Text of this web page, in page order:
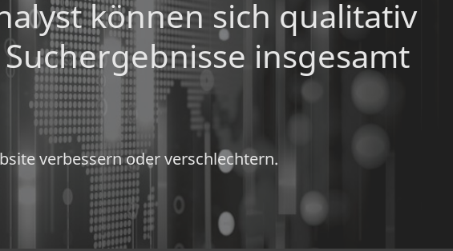
können sich qualitativ
insgesamt
verbessern oder verschlechtern.